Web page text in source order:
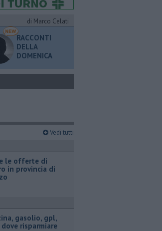
di Marco Celati
RACCONTI
DELLA
DOMENICA
Vedi tutti
le offerte di
in provincia di
gasolio, gpl,
dove risparmiare